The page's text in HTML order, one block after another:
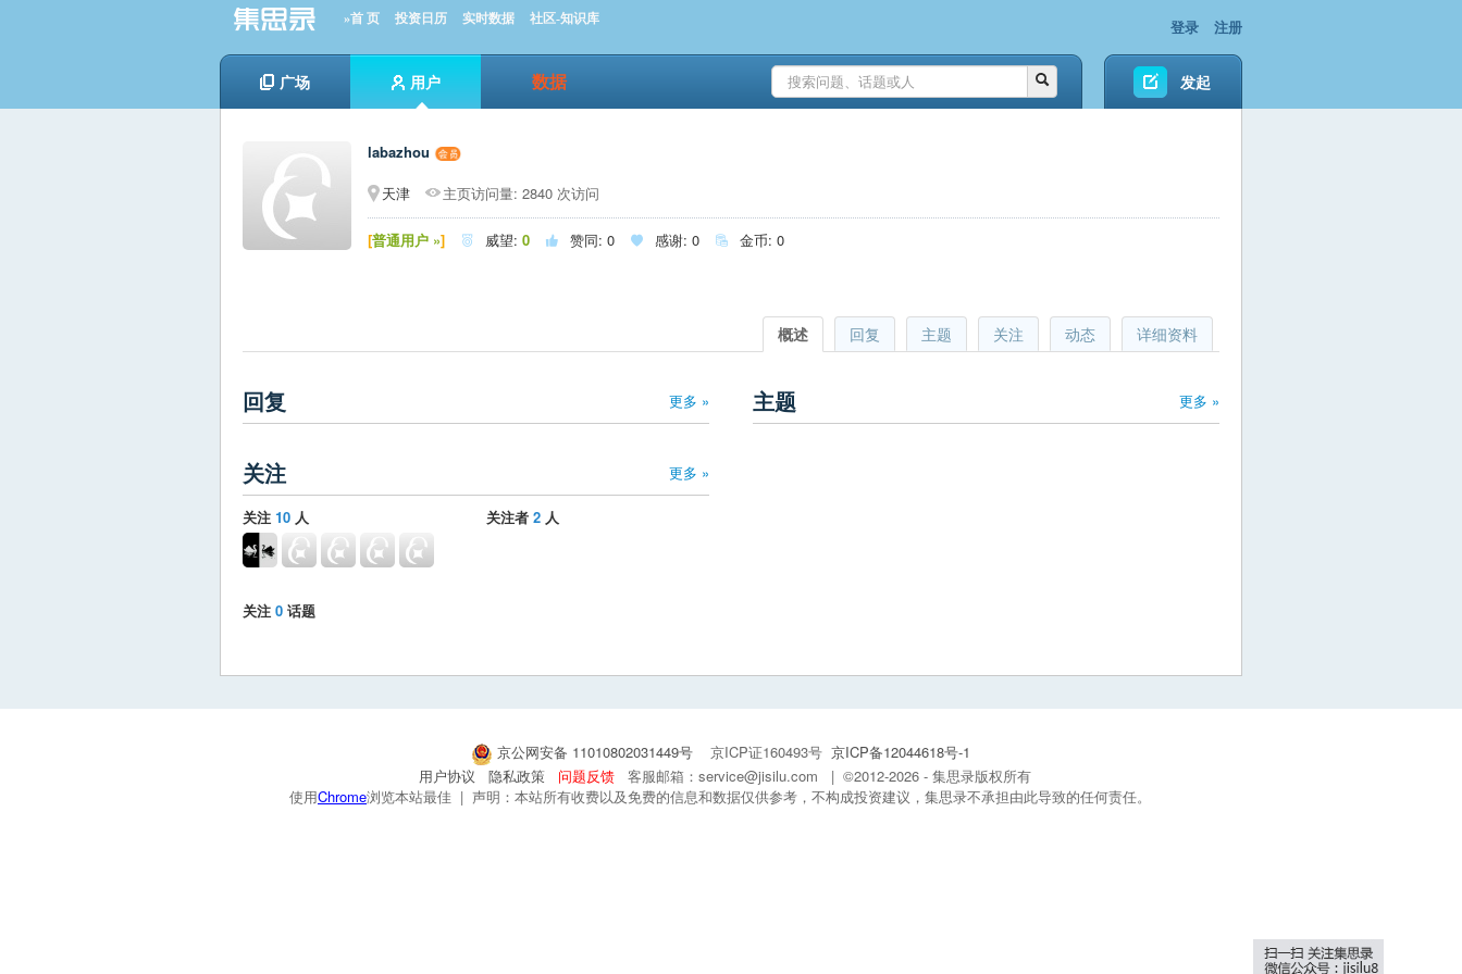
»首 页 投资日历 实时数据 社区-知识库 登录 注册
广场 用户 数据 发起
labazhou
天津
主页访问量: 2840 次访问
[普通用户 »]  威望: 0  赞同: 0  感谢: 0  金币: 0
详细资料
动态
关注
主题
回复
概述
更多 »
回复 更多 »
主题
更多 »
关注
关注 10 人 关注者 2 人
关注 0 话题
京公网安备 11010802031449号 京ICP证160493号 京ICP备12044618号-1
用户协议
隐私政策 问题反馈
客服邮箱：service@jisilu.com | ©2012-2026 - 集思录版权所有
使用Chrome浏览本站最佳 | 声明：本站所有收费以及免费的信息和数据仅供参考，不构成投资建议，集思录不承担由此导致的任何责任。